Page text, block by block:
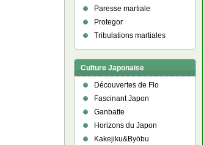
Paresse martiale
Protegor
Tribulations martiales
Culture Japonaise
Découvertes de Flo
Fascinant Japon
Ganbatte
Horizons du Japon
Kakejiku&Byōbu